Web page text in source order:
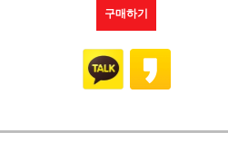
구매하기